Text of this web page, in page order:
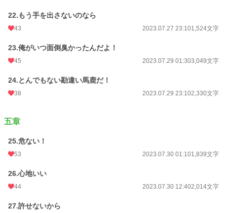
22.もう手を出さないのなら
43 2023.07.27 23:101,524文字
23.俺がいつ面倒臭かったんだよ！
45 2023.07.29 01:303,049文字
24.とんでもない勘違い馬鹿だ！
38 2023.07.29 23:102,330文字
五章
25.危ない！
53 2023.07.30 01:101,839文字
26.心地いい
44 2023.07.30 12:402,014文字
27.許せないから